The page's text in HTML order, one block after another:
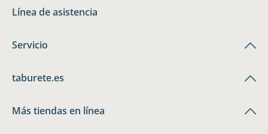
Línea de asistencia
Servicio
taburete.es
Más tiendas en línea